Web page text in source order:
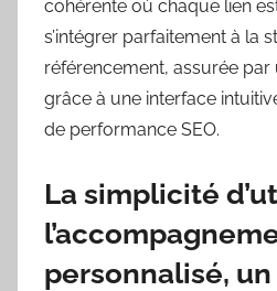
cohérente où chaque lien
s’intégrer parfaitement à la
référencement, assurée par
grâce à une interface
de performance SEO.
La simplicité
personnalisé,